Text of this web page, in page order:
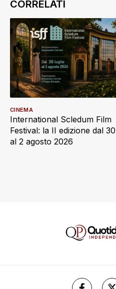
International Scledum Film
Festival: la II edizione dal
al 2 agosto 2026
CINEMA